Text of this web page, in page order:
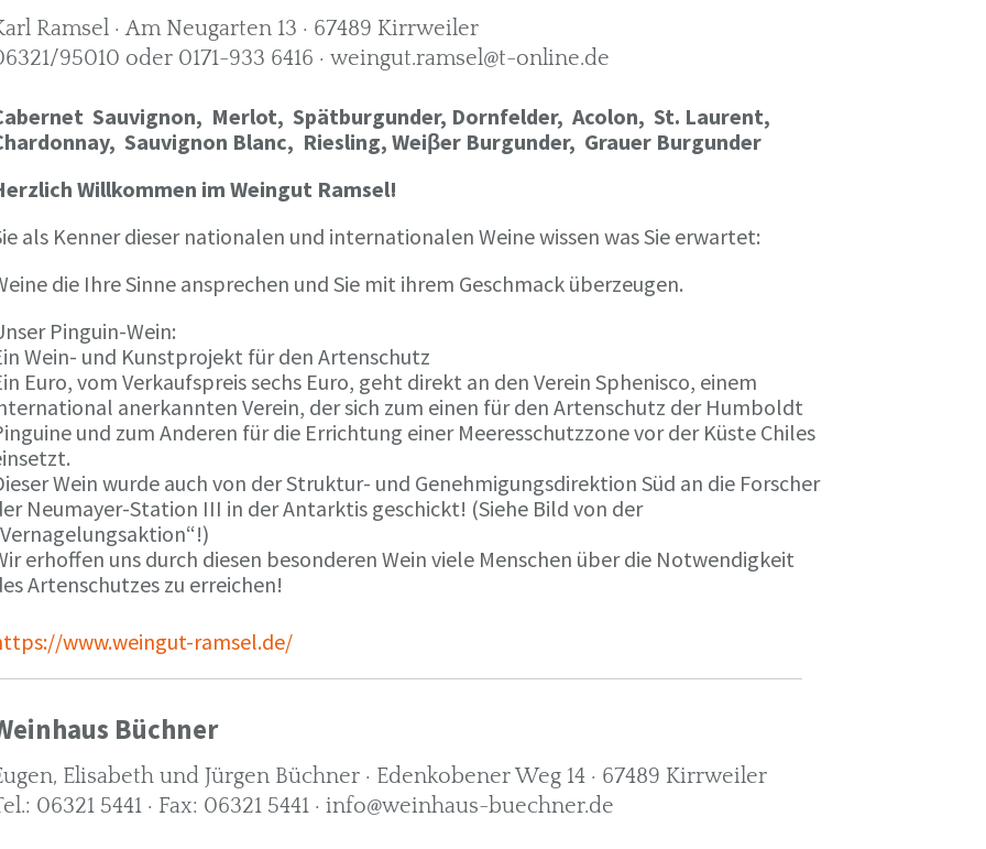
Ramsel · Am Neugarten 13 · 67489 Kirrweiler
95010 oder 0171-933 6416 · weingut.ramsel@t-online.de
Sauvignon, Merlot, Spätburgunder, Dornfelder, Acolon, St. Laurent,
Sauvignon Blanc, Riesling, Weiβer Burgunder, Grauer Burgunder
Willkommen im Weingut Ramsel!
als Kenner dieser nationalen und internationalen Weine wissen was Sie erwartet:
die Ihre Sinne ansprechen und Sie mit ihrem Geschmack überzeugen.
Pinguin-Wein:
Wein- und Kunstprojekt für den Artenschutz
Euro, vom Verkaufspreis sechs Euro, geht direkt an den Verein Sphenisco, einem
anerkannten Verein, der sich zum einen für den Artenschutz der Humboldt
und zum Anderen für die Errichtung einer Meeresschutzzone vor der Küste Chiles
Wein wurde auch von der Struktur- und Genehmigungsdirektion Süd an die Forscher
Neumayer-Station III in der Antarktis geschickt! (Siehe Bild von der
erhoffen uns durch diesen besonderen Wein viele Menschen über die Notwendigkeit
Artenschutzes zu erreichen!
www.weingut-ramsel.de/
Büchner
Elisabeth und Jürgen Büchner · Edenkobener Weg 14 · 67489 Kirrweiler
06321 5441 · Fax: 06321 5441 · info@weinhaus-buechner.de